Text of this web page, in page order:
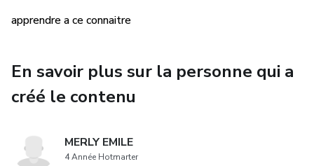
apprendre a ce connaitre
En savoir plus sur la personne qui a
créé le contenu
MERLY EMILE
4 Année Hotmarter